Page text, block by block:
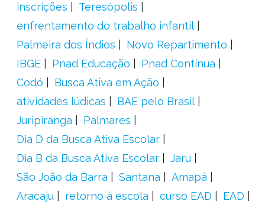
inscrições
Teresópolis
enfrentamento do trabalho infantil
Palmeira dos Índios
Novo Repartimento
IBGE
Pnad Educação
Pnad Contínua
Codó
Busca Ativa em Ação
atividades lúdicas
BAE pelo Brasil
Juripiranga
Palmares
Dia D da Busca Ativa Escolar
Dia B da Busca Ativa Escolar
Jaru
São João da Barra
Santana
Amapá
Aracaju
retorno à escola curso EAD
EAD